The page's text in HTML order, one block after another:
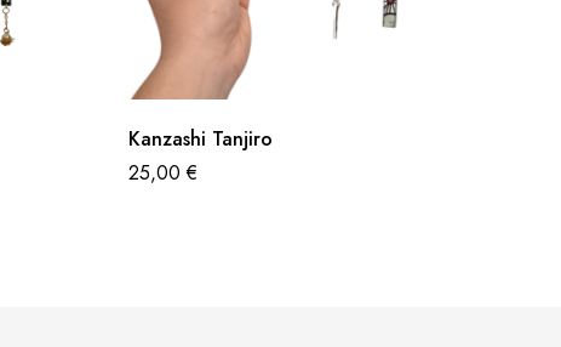
Kanzashi Tanjiro
25,00€